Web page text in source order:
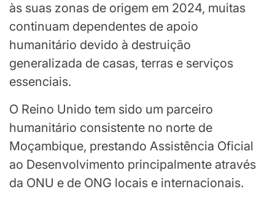
às suas zonas de origem em 2024, muitas
continuam dependentes de apoio
humanitário devido à destruição
generalizada de casas, terras e serviços
essenciais.
O Reino Unido tem sido um parceiro
humanitário consistente no norte de
Moçambique, prestando Assistência Oficial
ao Desenvolvimento principalmente através
da ONU e de ONG locais e internacionais.